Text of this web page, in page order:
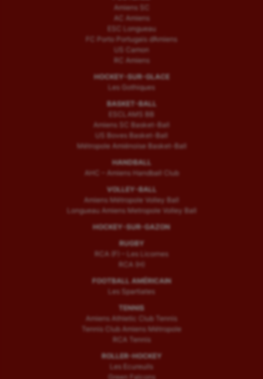
Amiens SC
AC Amiens
ESC Longueau
FC Porto Portugais d’Amiens
US Camon
RC Amiens
HOCKEY-SUR-GLACE
Les Gothiques
BASKET-BALL
ESCLAMS BB
Amiens SC Basket-Ball
US Boves Basket-Ball
Métropole Amiénoise Basket-Ball
HANDBALL
AHC – Amiens Handball Club
VOLLEY-BALL
Amiens Métropole Volley Ball
Longueau Amiens Metropole Volley Ball
HOCKEY-SUR-GAZON
RUGBY
RCA (F) – Les Licornes
RCA (H)
FOOTBALL AMÉRICAIN
Les Spartiates
TENNIS
Amiens Athletic Club Tennis
Tennis Club Amiens Métropole
RCA Tennis
ROLLER-HOCKEY
Les Ecureuils
Green Falcons